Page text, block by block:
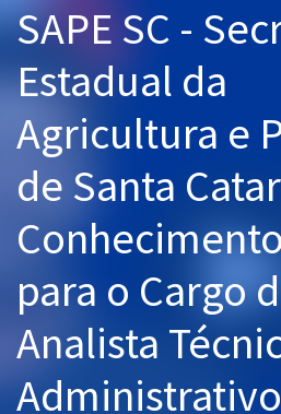
Cursos 20% OFF
Pós
Graduação
OAB
Mentorias
Aprovados
SAPE SC -
Estadual da
Agricultura e
de Santa
para o Cargo
Analista